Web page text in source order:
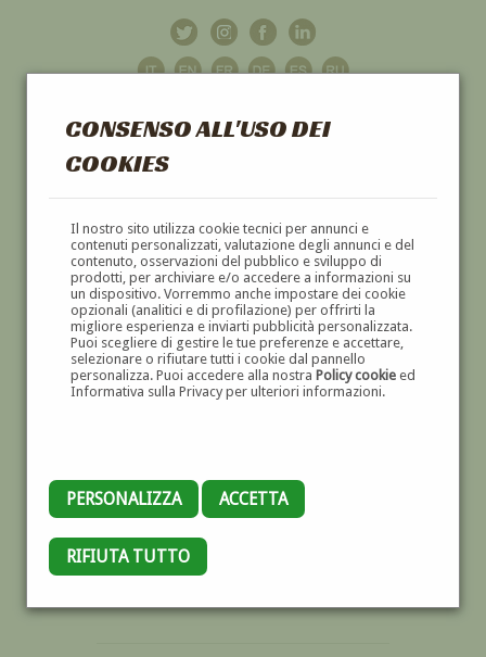
CONSENSO ALL'USO DEI
COOKIES
Il nostro sito utilizza cookie tecnici per annunci e
contenuti personalizzati, valutazione degli annunci e del
contenuto, osservazioni del pubblico e sviluppo di
prodotti, per archiviare e/o accedere a informazioni su
un dispositivo. Vorremmo anche impostare dei cookie
opzionali (analitici e di profilazione) per offrirti la
migliore esperienza e inviarti pubblicità personalizzata.
Puoi scegliere di gestire le tue preferenze e accettare,
selezionare o rifiutare tutti i cookie dal pannello
personalizza. Puoi accedere alla nostra Policy cookieed
Informativa sulla Privacy per ulteriori informazioni.
PERSONALIZZA ACCETTA
RIFIUTA TUTTO
GALLERIAD'ARTE
DIPINTI E SCULTURE '800 E '900